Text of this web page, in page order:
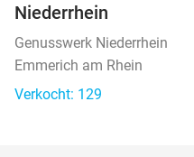
Niederrhein
Genusswerk Niederrhein
Emmerich am Rhein
Verkocht: 129